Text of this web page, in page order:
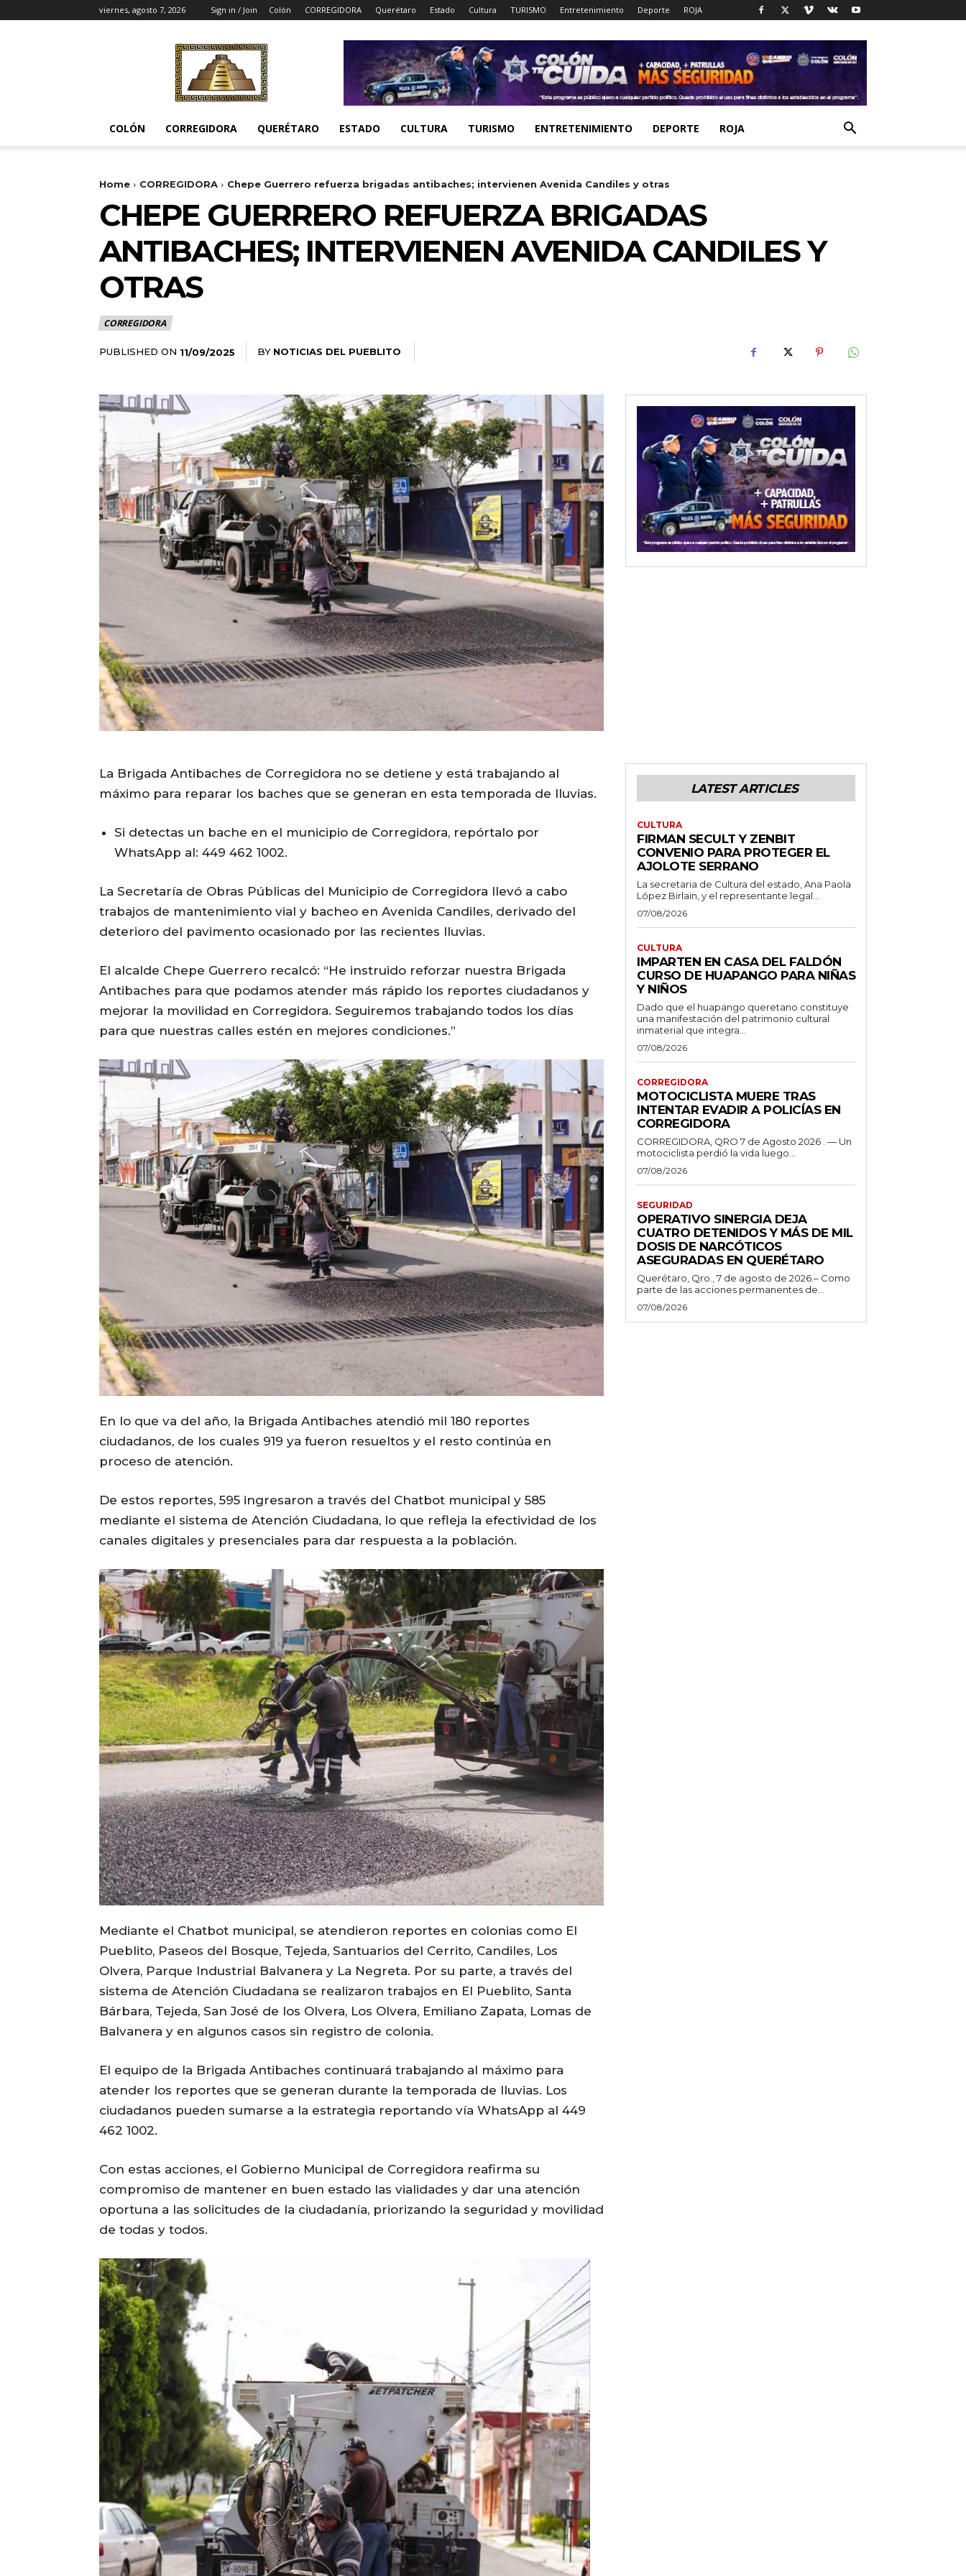
viernes, agosto 7, 2026 Sign in / Join Colón CORREGIDORA Querétaro Estado Cultura TURISMO Entretenimiento Deporte ROJA
Noticias
del
Pueblito
COLÓN CORREGIDORA QUERÉTARO ESTADO CULTURA TURISMO ENTRETENIMIENTO DEPORTE ROJA
Home CORREGIDORA Chepe Guerrero refuerza brigadas antibaches; intervienen Avenida Candiles y otras
CHEPE GUERRERO REFUERZA BRIGADAS
ANTIBACHES; INTERVIENEN AVENIDA CANDILES Y
OTRAS
CORREGIDORA
PUBLISHED ON 11/09/2025 BY NOTICIAS DEL PUEBLITO
La Brigada Antibaches de Corregidora no se detiene y está trabajando al
máximo para reparar los baches que se generan en esta temporada de lluvias.
Si detectas un bache en el municipio de Corregidora, repórtalo por
WhatsApp al: 449 462 1002.
La Secretaría de Obras Públicas del Municipio de Corregidora llevó a cabo
trabajos de mantenimiento vial y bacheo en Avenida Candiles, derivado del
deterioro del pavimento ocasionado por las recientes lluvias.
El alcalde Chepe Guerrero recalcó: “He instruido reforzar nuestra Brigada
Antibaches para que podamos atender más rápido los reportes ciudadanos y
mejorar la movilidad en Corregidora. Seguiremos trabajando todos los días
para que nuestras calles estén en mejores condiciones.”
En lo que va del año, la Brigada Antibaches atendió mil 180 reportes
ciudadanos, de los cuales 919 ya fueron resueltos y el resto continúa en
proceso de atención.
De estos reportes, 595 ingresaron a través del Chatbot municipal y 585
mediante el sistema de Atención Ciudadana, lo que refleja la efectividad de los
canales digitales y presenciales para dar respuesta a la población.
Mediante el Chatbot municipal, se atendieron reportes en colonias como El
Pueblito, Paseos del Bosque, Tejeda, Santuarios del Cerrito, Candiles, Los
Olvera, Parque Industrial Balvanera y La Negreta. Por su parte, a través del
sistema de Atención Ciudadana se realizaron trabajos en El Pueblito, Santa
Bárbara, Tejeda, San José de los Olvera, Los Olvera, Emiliano Zapata, Lomas de
Balvanera y en algunos casos sin registro de colonia.
El equipo de la Brigada Antibaches continuará trabajando al máximo para
atender los reportes que se generan durante la temporada de lluvias. Los
ciudadanos pueden sumarse a la estrategia reportando vía WhatsApp al 449
462 1002.
Con estas acciones, el Gobierno Municipal de Corregidora reafirma su
compromiso de mantener en buen estado las vialidades y dar una atención
oportuna a las solicitudes de la ciudadanía, priorizando la seguridad y movilidad
de todas y todos.
LATEST ARTICLES
CULTURA
FIRMAN SECULT Y ZENBIT
CONVENIO PARA PROTEGER EL
AJOLOTE SERRANO
La secretaria de Cultura del estado, Ana Paola
López Birlain, y el representante legal...
07/08/2026
CULTURA
IMPARTEN EN CASA DEL FALDÓN
CURSO DE HUAPANGO PARA NIÑAS
Y NIÑOS
Dado que el huapango queretano constituye
una manifestación del patrimonio cultural
inmaterial que integra...
07/08/2026
CORREGIDORA
MOTOCICLISTA MUERE TRAS
INTENTAR EVADIR A POLICÍAS EN
CORREGIDORA
CORREGIDORA, QRO 7 de Agosto 2026 . — Un
motociclista perdió la vida luego...
07/08/2026
SEGURIDAD
OPERATIVO SINERGIA DEJA
CUATRO DETENIDOS Y MÁS DE MIL
DOSIS DE NARCÓTICOS
ASEGURADAS EN QUERÉTARO
Querétaro, Qro., 7 de agosto de 2026.– Como
parte de las acciones permanentes de...
07/08/2026